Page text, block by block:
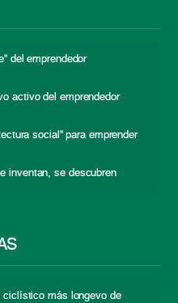
del emprendedor
activo del emprendedor
social” para emprender
inventan, se descubren
ciclístico más longevo de